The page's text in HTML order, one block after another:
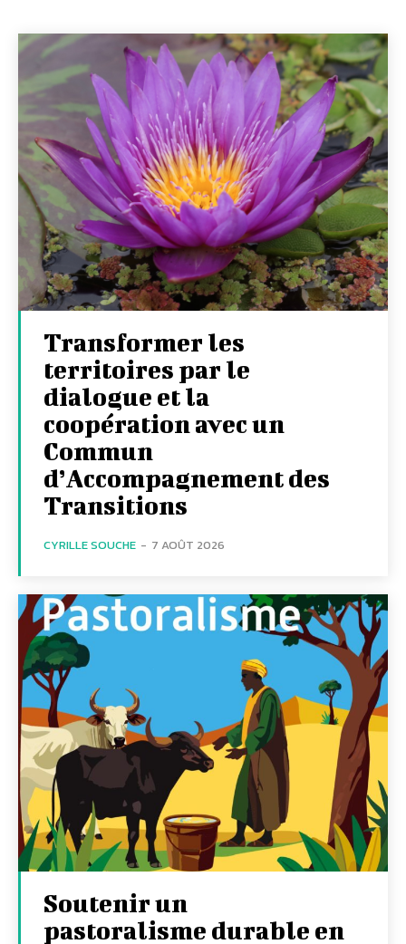
Transformer les
territoires par le
dialogue et la
coopération avec un
Commun
d’Accompagnement des
Transitions
CYRILLE SOUCHE - 7 AOÛT 2026
Soutenir un
pastoralisme durable en